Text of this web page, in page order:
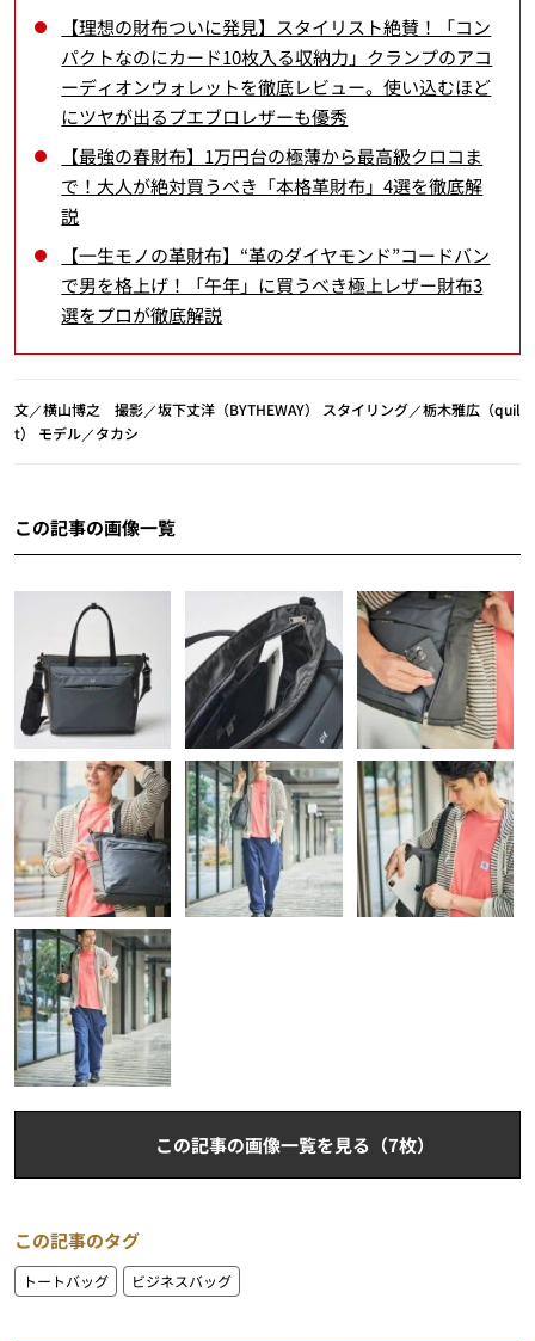
【理想の財布ついに発見】スタイリスト絶賛！「コン
パクトなのにカード10枚入る収納力」クランプのアコ
ーディオンウォレットを徹底レビュー。使い込むほど
にツヤが出るプエブロレザーも優秀
【最強の春財布】1万円台の極薄から最高級クロコま
で！大人が絶対買うべき「本格革財布」4選を徹底解
説
【一生モノの革財布】“革のダイヤモンド”コードバン
で男を格上げ！「午年」に買うべき極上レザー財布3
選をプロが徹底解説
文／横山博之 撮影／坂下丈洋（BYTHEWAY） スタイリング／栃木雅広（quil
t） モデル／タカシ
この記事の画像一覧
この記事の画像一覧を見る（7枚）
この記事のタグ
トートバッグ ビジネスバッグ